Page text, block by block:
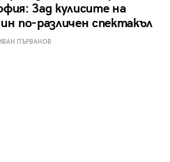
Зад кулисите на
по-различен спектакъл
ПЪРВАНОВ